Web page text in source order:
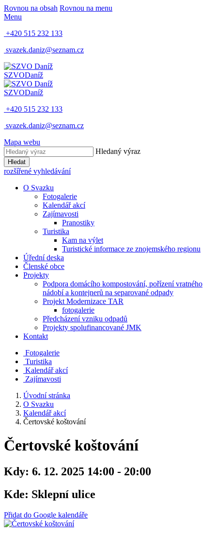
Rovnou na obsah Rovnou na menu
Menu
+420 515 232 133
svazek.daniz@seznam.cz
SZVODaníž
SZVODaníž
+420 515 232 133
svazek.daniz@seznam.cz
Mapa webu
Hledaný výraz
Hledat
rozšířené vyhledávání
O Svazku
Fotogalerie
Kalendář akcí
Zajímavosti
Pranostiky
Turistika
Kam na výlet
Turistické informace ze znojemského regionu
Úřední deska
Členské obce
Projekty
Podpora domácího kompostování, pořízení vratného
nádobí a kontejnerů na separované odpady
Projekt Modernizace TAR
fotogalerie
Předcházení vzniku odpadů
Projekty spolufinancované JMK
Kontakt
Fotogalerie
Turistika
Kalendář akcí
Zajímavosti
Úvodní stránka
O Svazku
Kalendář akcí
Čertovské koštování
Čertovské koštování
Kdy: 6. 12. 2025 14:00 - 20:00
Kde: Sklepní ulice
Přidat do Google kalendáře